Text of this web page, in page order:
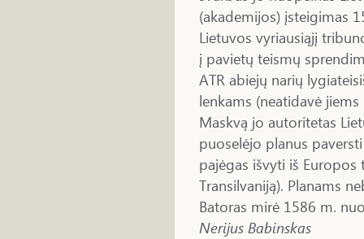
(akademijos) įsteigimas
Lietuvos vyriausiąjį
į pavietų teismų
ATR abiejų narių
lenkams (neatidavė
Maskvą jo autoritetas
puoselėjo planus
pajėgas išvyti iš
Transilvaniją). Planams
Batoras mirė 1586 m.
Nerijus Babinskas